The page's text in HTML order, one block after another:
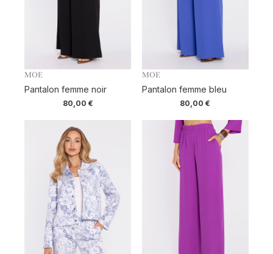
MOE
Pantalon femme noir
80,00 €
MOE
Pantalon femme bleu
80,00€